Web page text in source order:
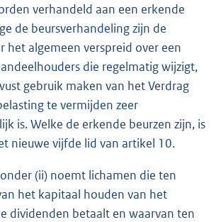
verhandeld aan een erkende
de beursverhandeling zijn de
het algemeen verspreid over een
die regelmatig wijzigt,
gebruik maken van het Verdrag
te vermijden zeer
is. Welke de erkende beurzen zijn, is
nieuwe vijfde lid van artikel 10.
(ii) noemt lichamen die ten
het kapitaal houden van het
dividenden betaalt en waarvan ten